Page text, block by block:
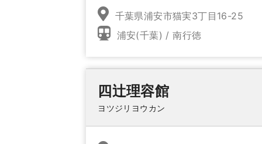
千葉県浦安市猫実3丁目16-25
浦安(千葉) / 南行徳
四辻理容館
ヨツジリヨウカン